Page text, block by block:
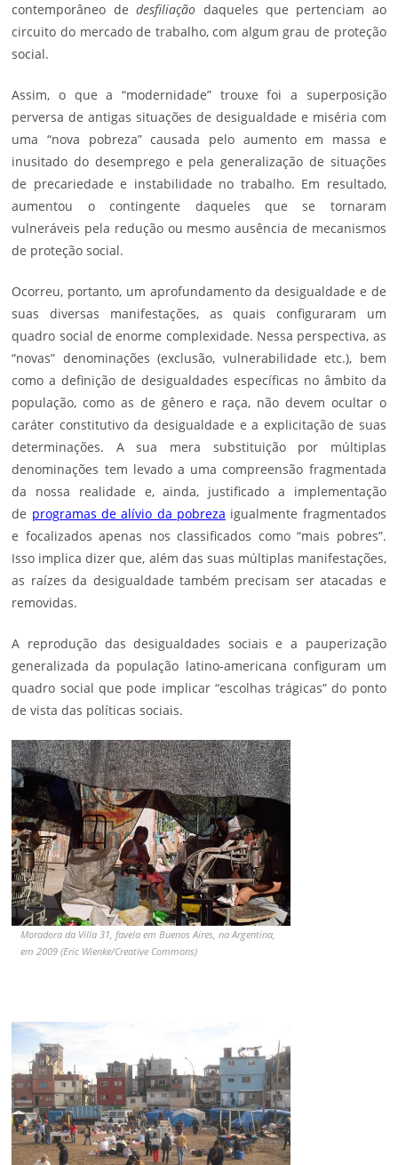
contemporâneo dedesfiliação daqueles que pertenciam ao
circuito do mercado de trabalho, com algum grau de proteção
social.
Assim, o que a “modernidade” trouxe foi a superposição
perversa de antigas situações de desigualdade e miséria com
uma “nova pobreza” causada pelo aumento em massa e
inusitado do desemprego e pela generalização de situações
de precariedade e instabilidade no trabalho. Em resultado,
aumentou o contingente daqueles que se tornaram
vulneráveis pela redução ou mesmo ausência de mecanismos
de proteção social.
Ocorreu, portanto, um aprofundamento da desigualdade e de
suas diversas manifestações, as quais configuraram um
quadro social de enorme complexidade. Nessa perspectiva, as
“novas” denominações (exclusão, vulnerabilidade etc.), bem
como a definição de desigualdades específicas no âmbito da
população, como as de gênero e raça, não devem ocultar o
caráter constitutivo da desigualdade e a explicitação de suas
determinações. A sua mera substituição por múltiplas
denominações tem levado a uma compreensão fragmentada
da nossa realidade e, ainda, justificado a implementação
de programas de alívio da pobreza igualmente fragmentados
e focalizados apenas nos classificados como “mais pobres”.
Isso implica dizer que, além das suas múltiplas manifestações,
as raízes da desigualdade também precisam ser atacadas e
removidas.
A reprodução das desigualdades sociais e a pauperização
generalizada da população latino-americana configuram um
quadro social que pode implicar “escolhas trágicas” do ponto
de vista das políticas sociais.
Moradora da Villa 31, favela em Buenos Aires, na Argentina,
em 2009 (Eric Wienke/Creative Commons)